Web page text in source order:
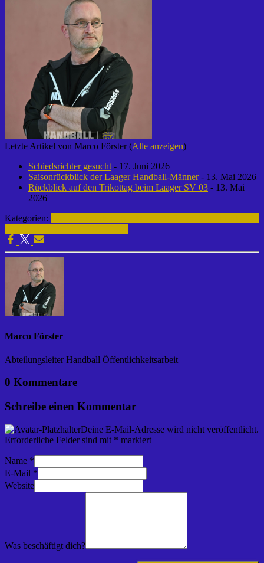
Letzte Artikel von Marco Förster(Alle anzeigen)
Schiedsrichter gesucht - 17. Juni 2026
Saisonrückblick der Laager Handball-Männer- 13. Mai 2026
Rückblick auf den Trikottag beim Laager SV 03 - 13. Mai
2026
Kategorien:
Marco Förster
Abteilungsleiter Handball Öffentlichkeitsarbeit
0 Kommentare
Schreibe einen Kommentar
Deine E-Mail-Adresse wird nicht veröffentlicht.
Erforderliche Felder sind mit * markiert
Name *
E-Mail *
Website
Was beschäftigt dich?